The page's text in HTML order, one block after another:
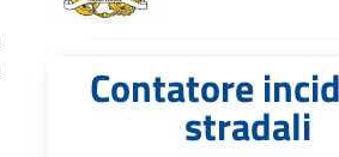
Contatore
stradali